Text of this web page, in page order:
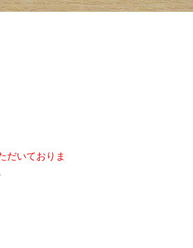
だいておりま